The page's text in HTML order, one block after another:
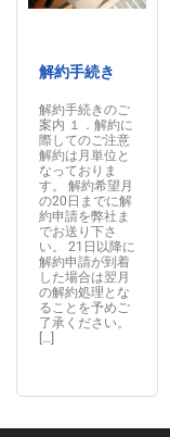
解約手続き
解約手続きのご
案内 １．解約に
際してのご注意
解約は月単位と
なっておりま
す。 解約希望月
の20日までに解
約申請を弊社ま
でお送り下さ
い。 21日以降に
解約申請が到着
した場合は翌月
の解約処理とな
ることを予めご
了承ください。
[…]